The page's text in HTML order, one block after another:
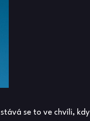
se to ve chvíli, kdy